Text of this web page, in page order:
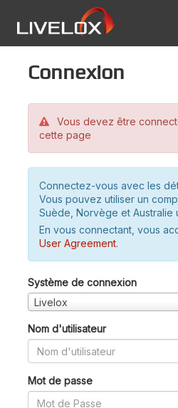
Connexion
Vous devez être
cette page
Connectez-vous avec les
Vous pouvez utiliser un
Suède, Norvège et Australie
En vous connectant, vous
User Agreement.
Système de connexion
Livelox
Nom d'utilisateur
Mot de passe